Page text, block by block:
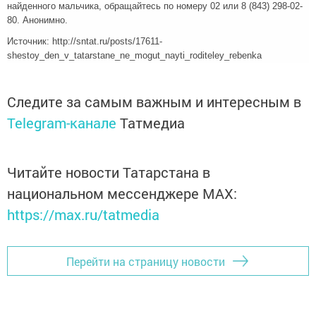
найденного мальчика, обращайтесь по номеру 02 или 8 (843) 298-02-
80. Анонимно.
Источник: http://sntat.ru/posts/17611-
shestoy_den_v_tatarstane_ne_mogut_nayti_roditeley_rebenka
Следите за самым важным и интересным в
Telegram-канале Татмедиа
Читайте новости Татарстана в
национальном мессенджере MАХ:
https://max.ru/tatmedia
Перейти на страницу новости